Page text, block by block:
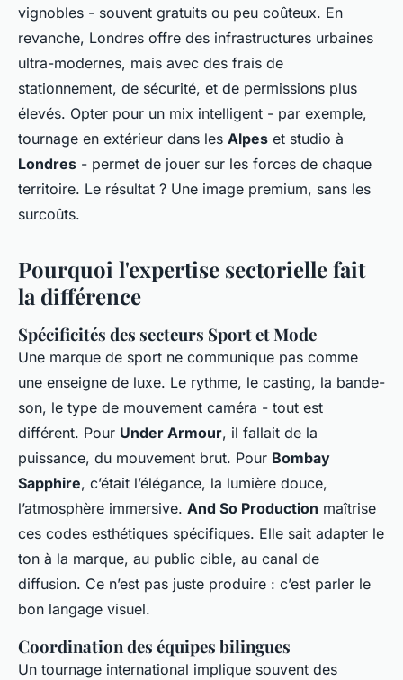
vignobles - souvent gratuits ou peu coûteux. En
revanche, Londres offre des infrastructures urbaines
ultra-modernes, mais avec des frais de
stationnement, de sécurité, et de permissions plus
élevés. Opter pour un mix intelligent - par exemple,
tournage en extérieur dans les Alpes et studio à
Londres - permet de jouer sur les forces de chaque
territoire. Le résultat ? Une image premium, sans les
surcoûts.
Pourquoi l'expertise sectorielle fait
la différence
Spécificités des secteurs Sport et Mode
Une marque de sport ne communique pas comme
une enseigne de luxe. Le rythme, le casting, la bande-
son, le type de mouvement caméra - tout est
différent. Pour Under Armour, il fallait de la
puissance, du mouvement brut. Pour Bombay
Sapphire, c’était l’élégance, la lumière douce,
l’atmosphère immersive. And So Production maîtrise
ces codes esthétiques spécifiques. Elle sait adapter le
ton à la marque, au public cible, au canal de
diffusion. Ce n’est pas juste produire : c’est parler le
bon langage visuel.
Coordination des équipes bilingues
Un tournage international implique souvent des